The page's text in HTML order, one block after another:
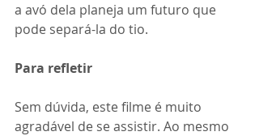
a avó dela planeja um futuro que
pode separá-la do tio.
Para refletir
Sem dúvida, este filme é muito
agradável de se assistir. Ao mesmo